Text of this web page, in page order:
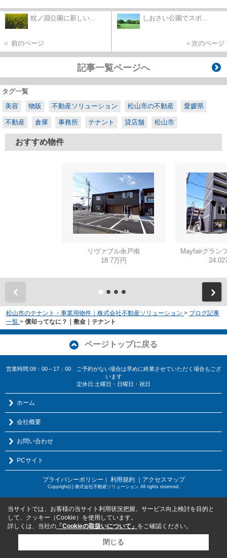
杖ノ淵公園に新しい...
＜ 前のページ
しおさい公園でスポ...
＞次のページ
記事一覧ページへ
タグ一覧
美容
物販 不動産ソリューション 松山市の不動産 愛媛県
不動産 倉庫 事務所 テナント 貸店舗 松山市
おすすめ物件
リヴァブル余戸南
18.7万円
Mayfairグラン
松山市のテナント・事業用物件｜株式会社不動産ソリューション > ブログ記事
一覧 > 償却ってなに？｜敷金｜テナント
ページトップに戻る
営業時間:09：00～17：00 ご予約がない場合は早めに終業させていただく場合もござ
います
定休日:土曜日・日曜日・祝日
ホーム
会社概要
お問い合わせ
PCサイト
プライバシーポリシー ｜ 利用規約 ｜アクセスマップ
Copyright(c) 株式会社不動産ソリューション All rights reserved.
当サイトでは、お客様の当サイト利用状況把握、サービス向上検討を目的と
して、クッキー（Cookie）を使用しています。
詳しくは、当社の 「Cookieの取扱いについて」 をご確認ください。
閉じる